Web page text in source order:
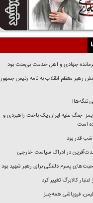
جهادی و اهل خدمت بی‌منت بود
رهبر معظم انقلاب به نامه رئیس جمهور
تنگه‌ها!
جنگ علیه ایران یک باخت راهبردی و
است
قدر بود
در ادراک سیاست خارجی
پسرم دلتنگی برای رهبر شهید بود
کالابرگ تغییر کرد
فروپاشی همه‌چیز